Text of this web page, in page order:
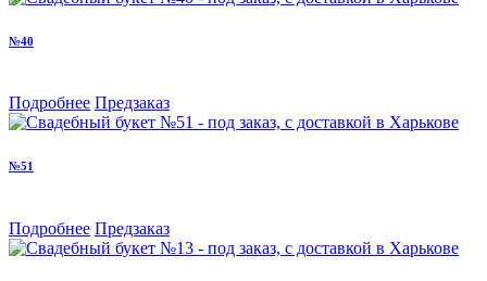
№40
Подробнее Предзаказ
№51
Подробнее Предзаказ